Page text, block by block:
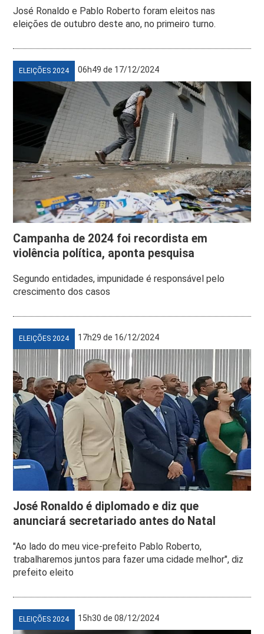
José Ronaldo e Pablo Roberto foram eleitos nas
eleições de outubro deste ano, no primeiro turno.
ELEIÇÕES 2024 06h49 de 17/12/2024
Campanha de 2024 foi recordista em
violência política, aponta pesquisa
Segundo entidades, impunidade é responsável pelo
crescimento dos casos
ELEIÇÕES 2024 17h29 de 16/12/2024
José Ronaldo é diplomado e diz que
anunciará secretariado antes do Natal
"Ao lado do meu vice-prefeito Pablo Roberto,
trabalharemos juntos para fazer uma cidade melhor", diz
prefeito eleito
ELEIÇÕES 2024 15h30 de 08/12/2024